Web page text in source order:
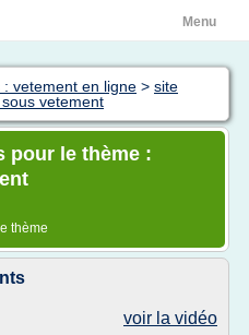
Menu
vetement en ligne > site
vetement
pour le thème :
thème
voir la vidéo